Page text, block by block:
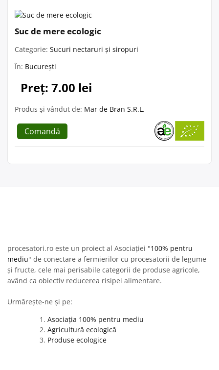
Suc de mere ecologic
Categorie: Sucuri nectaruri și siropuri
În: București
Preț: 7.00 lei
Produs și vândut de: Mar de Bran S.R.L.
Comandă
procesatori.ro este un proiect al Asociației "100% pentru
mediu" de conectare a fermierilor cu procesatorii de legume
și fructe, cele mai perisabile categorii de produse agricole,
având ca obiectiv reducerea risipei alimentare.
Urmărește-ne și pe:
Asociația 100% pentru mediu
Agricultură ecologică
Produse ecologice